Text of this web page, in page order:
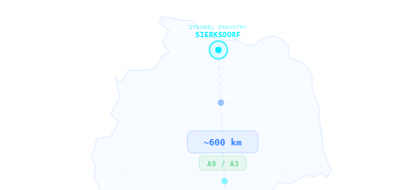
SIERKSDORF
STROBEL INDUSTRY
~600 km
A9 / A3